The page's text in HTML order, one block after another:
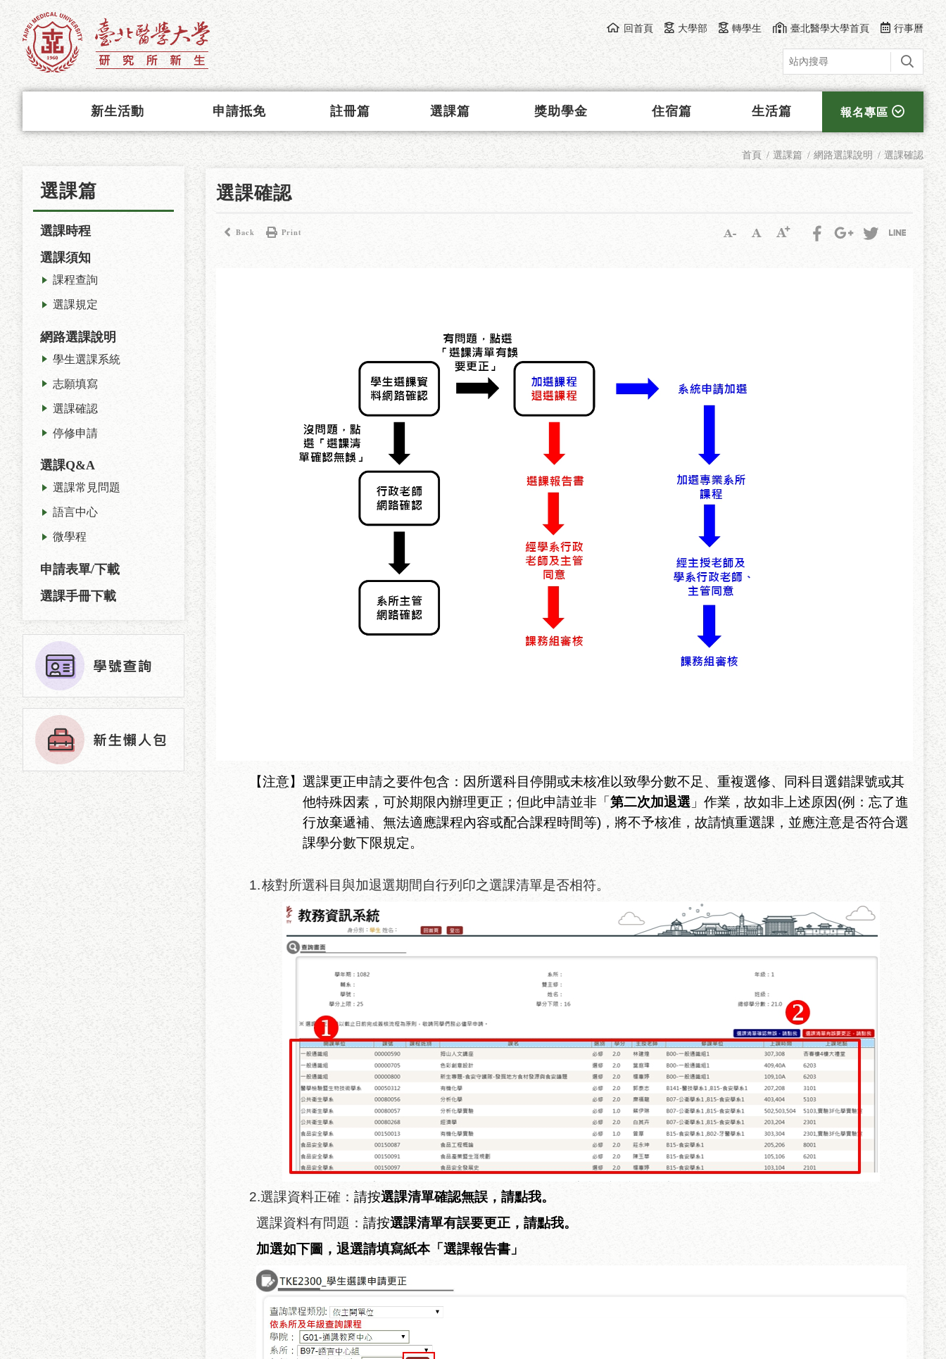
回首頁 大學部 轉學生 臺北醫學大學首頁 行事曆
新生活動 申請抵免 註冊篇 選課篇 獎助學金 住宿篇 生活篇 報名專區
選課篇
選課時程
選課須知
課程查詢
選課規定
網路選課說明
學生選課系統
志願填寫
選課確認
停修申請
選課Q&A
選課常見問題
語言中心
微學程
申請表單/下載
選課手冊下載
首頁 選課篇 網路選課說明 選課確認
選課確認
Back Print
【注意】選課更正申請之要件包含：因所選科目停開或未核准以致學分數不足、重複選修、同科目選錯課號或其
他特殊因素，可於期限內辦理更正；但此申請並非「 第二次加退選 」作業，故如非上述原因(例： 忘了進
行放棄遞補、無法適應課程內容或配合課程時間等)，將不予核准，故請慎重選課，並應注意是否符合選
課學分數下限規定。
1.核對所選科目與加退選期間自行列印之選課清單是否相符。
2.選課資料正確：請按選課清單確認無誤，請點我。
選課資料有問題 ：請按選課清單有誤要更正，請點我。
加選如下圖，退選請填寫紙本「選課報告書」